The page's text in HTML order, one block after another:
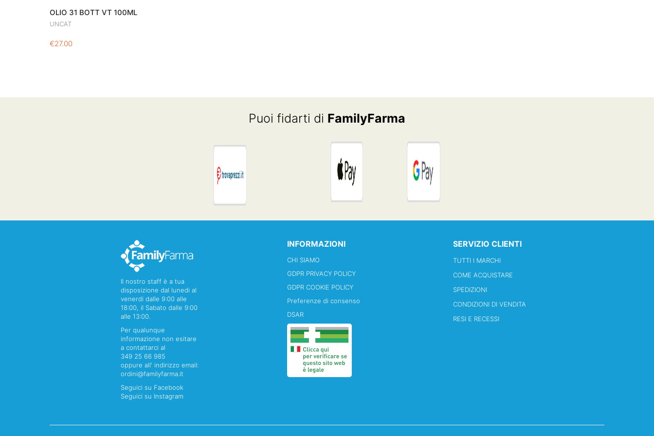
OLIO 31 BOTT VT 100ML
UNCAT
€27.00
Puoi fidarti di FamilyFarma
Il nostro staff è a tua
disposizione dal lunedi al
venerdi dalle 9:00 alle
18:00, il Sabato dalle 9:00
alle 13:00.
Per qualunque
informazione non esitare
a contattarci al
349 25 66 985
oppure all' indirizzo email:
ordini@familyfarma.it
Seguici su Facebook
Seguici su Instagram
INFORMAZIONI
CHI SIAMO
GDPR PRIVACY POLICY
GDPR COOKIE POLICY
Preferenze di consenso
DSAR
SERVIZIO CLIENTI
TUTTI I MARCHI
COME ACQUISTARE
SPEDIZIONI
CONDIZIONI DI VENDITA
RESI E RECESSI